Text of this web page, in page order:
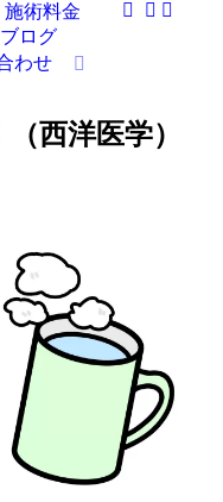
施術料金
ログ
わせ
西洋医学）